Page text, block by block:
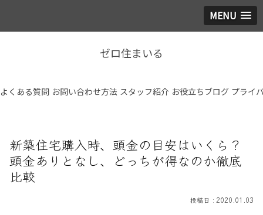
MENU
ゼロ住まいる
よくある質問 お問い合わせ方法 スタッフ紹介 お役立ちブログ プライ
新築住宅購入時、頭金の目安はいくら？
頭金ありとなし、どっちが得なのか徹底
比較
2020.01.03